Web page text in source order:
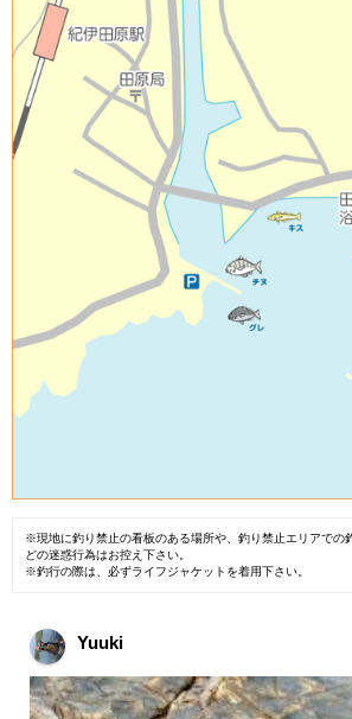
※現地に釣り禁止の看板のある場所や、釣り禁止エリアでの
どの迷惑行為はお控え下さい。
※釣行の際は、必ずライフジャケットを着用下さい。
Yuuki